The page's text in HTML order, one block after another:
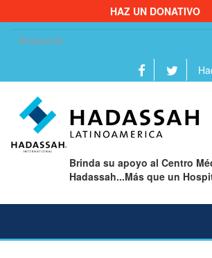
HAZ UN DONATIVO
Brinda su apoyo al Centro
Hadassah...Más que un